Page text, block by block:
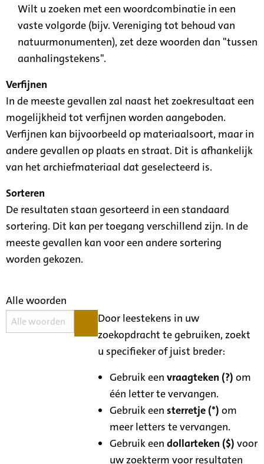
Wilt u zoeken met een woordcombinatie in een
vaste volgorde (bijv. Vereniging tot behoud van
natuurmonumenten), zet deze woorden dan "tussen
aanhalingstekens".
Verfijnen
In de meeste gevallen zal naast het zoekresultaat een
mogelijkheid tot verfijnen worden aangeboden.
Verfijnen kan bijvoorbeeld op materiaalsoort, maar in
andere gevallen op plaats en straat. Dit is afhankelijk
van het archiefmateriaal dat geselecteerd is.
Sorteren
De resultaten staan gesorteerd in een standaard
sortering. Dit kan per toegang verschillend zijn. In de
meeste gevallen kan voor een andere sortering
worden gekozen.
Alle woorden
Door leestekens in uw
zoekopdracht te gebruiken, zoekt
u specifieker of juist breder:
Gebruik eenvraagteken (?) om
één letter te vervangen.
Gebruik eensterretje (*) om
meer letters te vervangen.
Gebruik eendollarteken ($) voor
uw zoekterm voor resultaten